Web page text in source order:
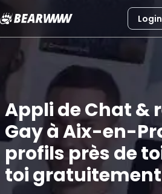
Aller
Login
Appli de Chat &
Gay à Aix-en-
profils près de
toi gratuitement